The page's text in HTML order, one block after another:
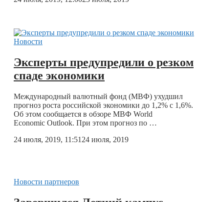
Новости
Эксперты предупредили о резком
спаде экономики
Международный валютный фонд (МВФ) ухудшил
прогноз роста российской экономики до 1,2% с 1,6%.
Об этом сообщается в обзоре МВФ World
Economic Outlook. При этом прогноз по …
24 июля, 2019, 11:51 24 июля, 2019
Новости партнеров